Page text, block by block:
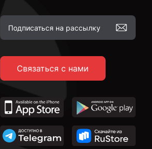
Связаться с нами